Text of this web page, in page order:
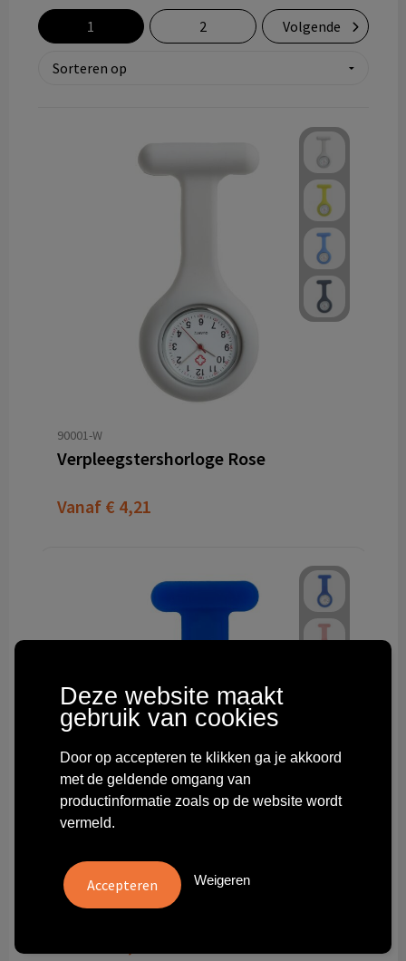
Technologie & gadgets
Themageschenken
1 2 Volgende
90001-W
Verpleegstershorloge Rose
Vanaf € 4,21
90005-B
Verpleegstershorloge Nova
Deze website maakt
gebruik van cookies
Door op accepteren te klikken ga je akkoord
met de geldende omgang van
productinformatie zoals op de website wordt
vermeld.
Weigeren